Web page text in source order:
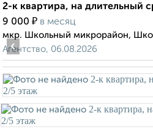
2-к квартира, на длительный
9 000 ₽ в месяц
мкр. Школьный микрорайон,
Агентство, 06.08.2026
‹